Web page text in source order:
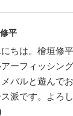
平
にちは。檜垣修
ーフィッシン
バルと遊んで
ス派です。よろ